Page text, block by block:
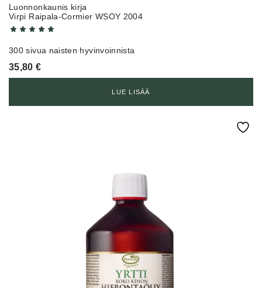
Luonnonkaunis kirja
Virpi Raipala-Cormier WSOY 2004
300 sivua naisten hyvinvoinnista
35,80€
LUE LISÄÄ